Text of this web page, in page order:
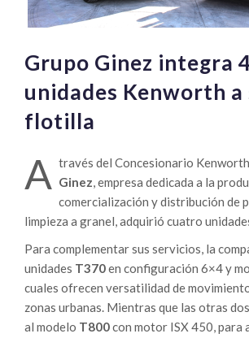
Grupo Ginez integra 4
unidades Kenworth a
flotilla
A través del Concesionario Kenworth
Ginez, empresa dedicada a la
comercialización y distribución de
limpieza a granel, adquirió cuatro
Para complementar sus servicios, la
unidades T370en configuración 6×4 y
cuales ofrecen versatilidad de
zonas urbanas. Mientras que las otras
al modelo T800con motor ISX 450, para